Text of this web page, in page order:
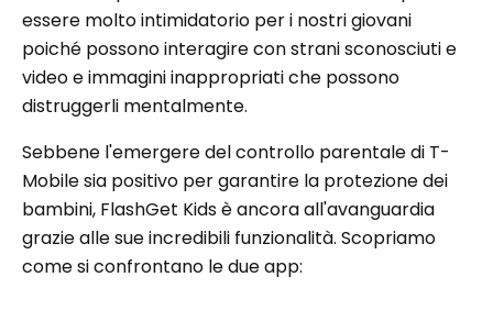
essere molto intimidatorio per i nostri giovani
poiché possono interagire con strani sconosciuti e
video e immagini inappropriati che possono
distruggerli mentalmente.
Sebbene l'emergere del controllo parentale di T-
Mobile sia positivo per garantire la protezione dei
bambini, FlashGet Kids è ancora all'avanguardia
grazie alle sue incredibili funzionalità. Scopriamo
come si confrontano le due app: